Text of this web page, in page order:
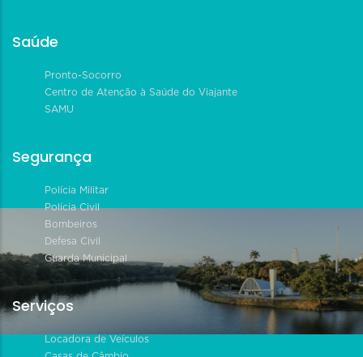
Saúde
Pronto-Socorro
Centro de Atenção à Saúde do Viajante
SAMU
Segurança
Polícia Militar
Polícia Civil
Bombeiros
Defesa Civil
Guarda Municipal
Serviços
Locadora de Veículos